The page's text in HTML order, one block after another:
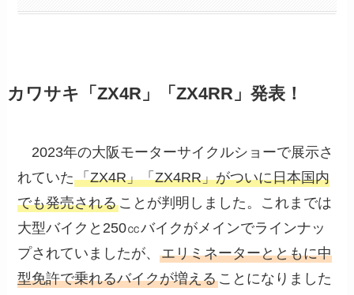
カワサキ「ZX4R」「ZX4RR」発表！
2023年の大阪モーターサイクルショーで展示さ
れていた「ZX4R」「ZX4RR」がついに日本国内
でも発売されることが判明しました。これまでは
大型バイクと250㏄バイクがメインでラインナッ
プされていましたが、エリミネーターとともに中
型免許で乗れるバイクが増えることになりました